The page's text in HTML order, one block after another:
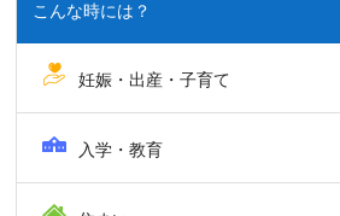
こんな時には？
妊娠・出産・子育て
入学・教育